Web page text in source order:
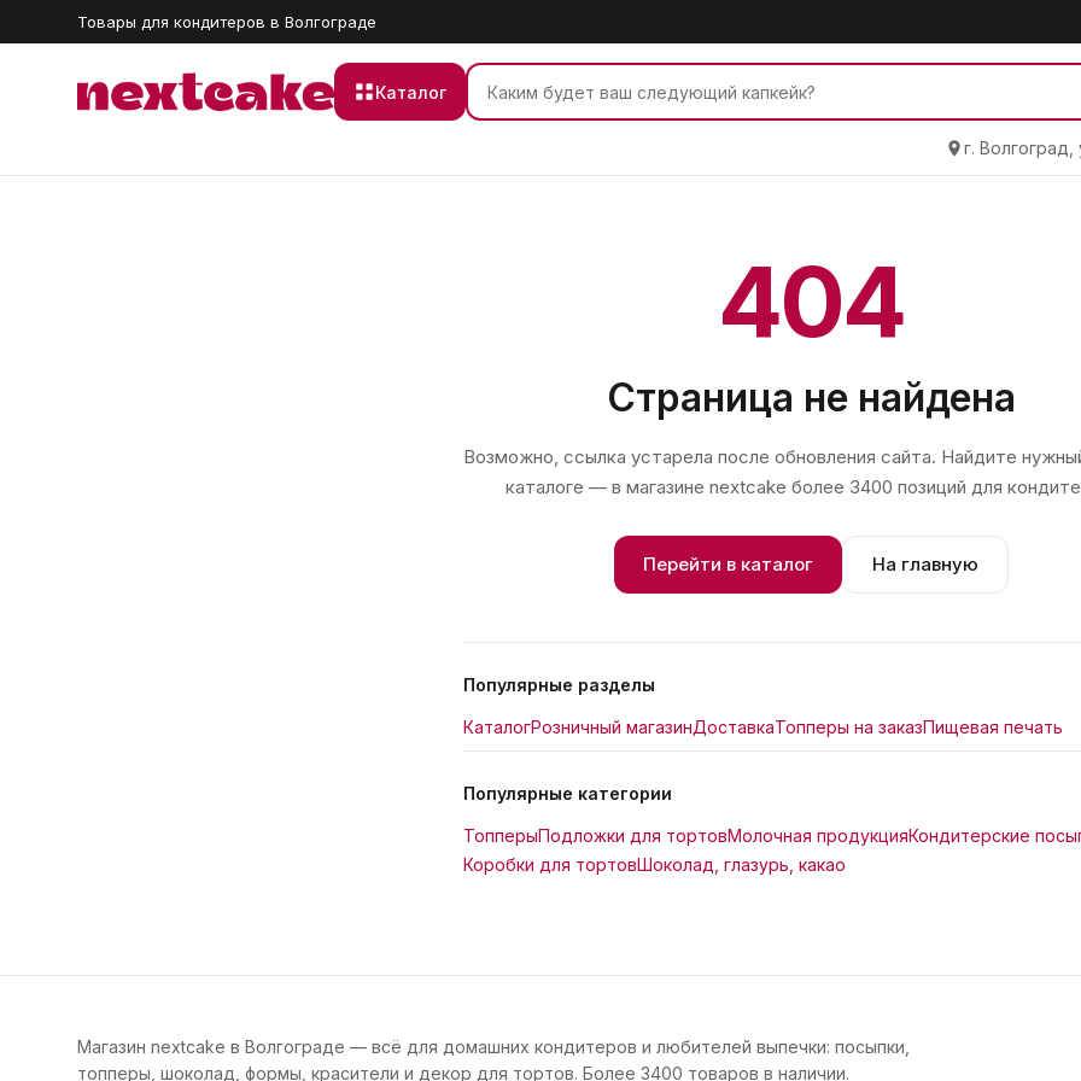
Товары для кондитеров в Волгограде
Каталог
г.
404
Страница не найдена
Возможно, ссылка устарела после обновления сайта. Найдите
каталоге — в магазине nextcake более 3400 позиций для
Перейти в каталог На главную
Популярные разделы
КаталогРозничный магазинДоставкаТопперы на заказПищевая печать
Популярные категории
ТопперыПодложки для тортовМолочная продукцияКондитерские
Коробки для тортовШоколад, глазурь, какао
Магазин nextcake в Волгограде — всё для домашних кондитеров и любителей выпечки: посыпки,
топперы, шоколад, формы, красители и декор для тортов. Более 3400 товаров в наличии.